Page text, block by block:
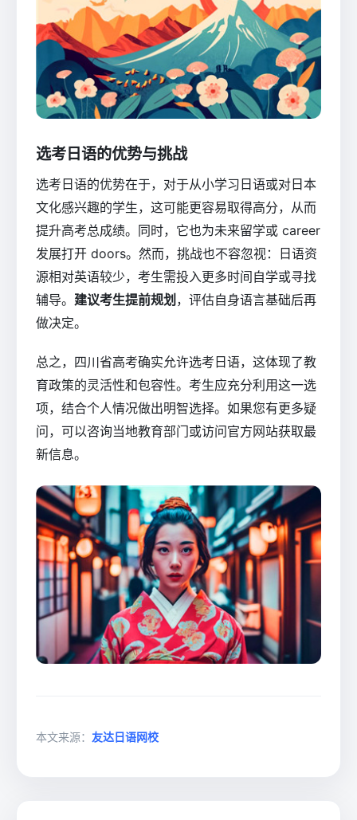
选考日语的优势与挑战
选考日语的优势在于，对于从小学习日语或对日本
文化感兴趣的学生，这可能更容易取得高分，从而
提升高考总成绩。同时，它也为未来留学或 career
发展打开 doors。然而，挑战也不容忽视：日语资
源相对英语较少，考生需投入更多时间自学或寻找
辅导。 建议考生提前规划 ，评估自身语言基础后再
做决定。
总之，四川省高考确实允许选考日语，这体现了教
育政策的灵活性和包容性。考生应充分利用这一选
项，结合个人情况做出明智选择。如果您有更多疑
问，可以咨询当地教育部门或访问官方网站获取最
新信息。
本文来源： 友达日语网校